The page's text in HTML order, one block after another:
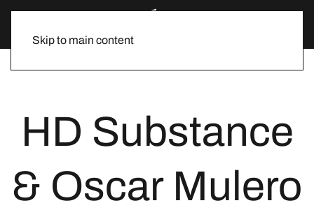
Skip to main content
HD Substance
& Oscar Mulero